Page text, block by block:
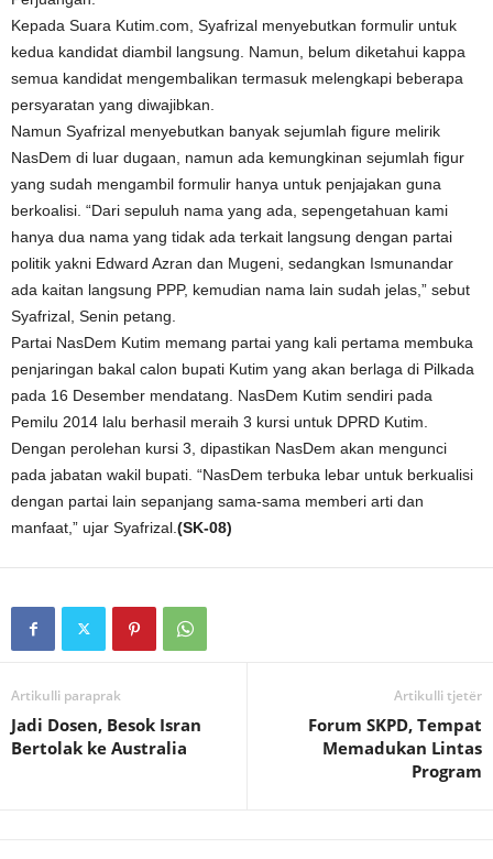
Kepada Suara Kutim.com, Syafrizal menyebutkan formulir untuk
kedua kandidat diambil langsung. Namun, belum diketahui kappa
semua kandidat mengembalikan termasuk melengkapi beberapa
persyaratan yang diwajibkan.
Namun Syafrizal menyebutkan banyak sejumlah figure melirik
NasDem di luar dugaan, namun ada kemungkinan sejumlah figur
yang sudah mengambil formulir hanya untuk penjajakan guna
berkoalisi. “Dari sepuluh nama yang ada, sepengetahuan kami
hanya dua nama yang tidak ada terkait langsung dengan partai
politik yakni Edward Azran dan Mugeni, sedangkan Ismunandar
ada kaitan langsung PPP, kemudian nama lain sudah jelas,” sebut
Syafrizal, Senin petang.
Partai NasDem Kutim memang partai yang kali pertama membuka
penjaringan bakal calon bupati Kutim yang akan berlaga di Pilkada
pada 16 Desember mendatang. NasDem Kutim sendiri pada
Pemilu 2014 lalu berhasil meraih 3 kursi untuk DPRD Kutim.
Dengan perolehan kursi 3, dipastikan NasDem akan mengunci
pada jabatan wakil bupati. “NasDem terbuka lebar untuk berkualisi
dengan partai lain sepanjang sama-sama memberi arti dan
manfaat,” ujar Syafrizal. (SK-08)
Artikulli paraprak
Jadi Dosen, Besok Isran
Bertolak ke Australia
Artikulli tjetër
Forum SKPD, Tempat
Memadukan Lintas
Program